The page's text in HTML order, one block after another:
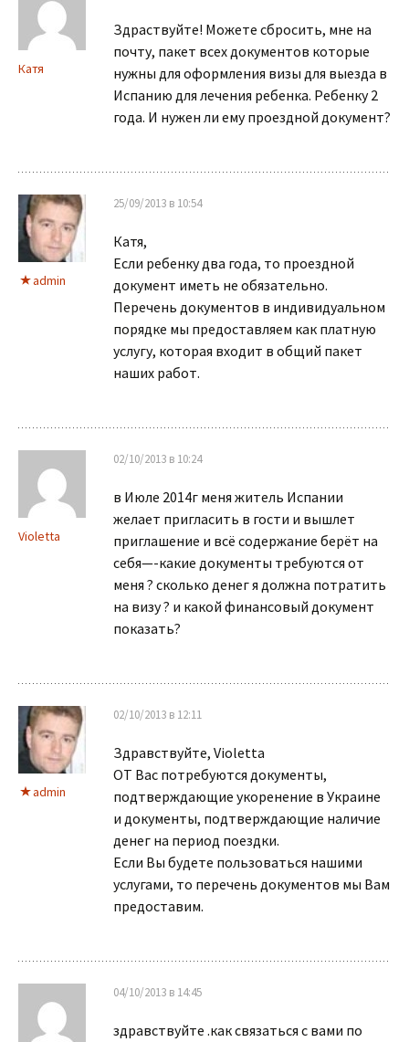
Катя
Здраствуйте! Можете сбросить, мне на
почту, пакет всех документов которые
нужны для оформления визы для выезда в
Испанию для лечения ребенка. Ребенку 2
года. И нужен ли ему проездной документ?
admin
25/09/2013 в 10:54
Катя,
Если ребенку два года, то проездной
документ иметь не обязательно.
Перечень документов в индивидуальном
порядке мы предоставляем как платную
услугу, которая входит в общий пакет
наших работ.
Violetta
02/10/2013 в 10:24
в Июле 2014г меня житель Испании
желает пригласить в гости и вышлет
приглашение и всё содержание берёт на
себя—-какие документы требуются от
меня ? сколько денег я должна потратить
на визу ? и какой финансовый документ
показать?
admin
02/10/2013 в 12:11
Здравствуйте, Violetta
ОТ Вас потребуются документы,
подтверждающие укоренение в Украине
и документы, подтверждающие наличие
денег на период поездки.
Если Вы будете пользоваться нашими
услугами, то перечень документов мы Вам
предоставим.
04/10/2013 в 14:45
здравствуйте .как связаться с вами по